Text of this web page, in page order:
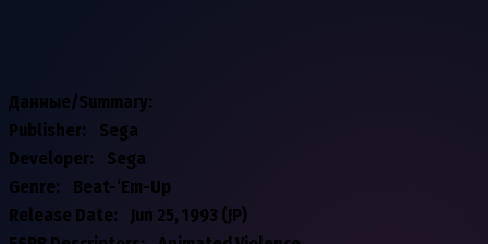
Данные/Summary:
Publisher: Sega
Developer: Sega
Genre: Beat-‘Em-Up
Release Date: Jun 25, 1993 (JP)